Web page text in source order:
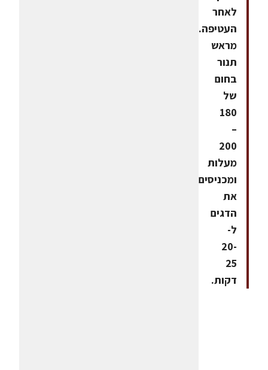
לאחר
העטיפה.מחממים
מראש
תנור
בחום
של
180
–
200
מעלות
ומכניסים
את
הדגים
ל-
20-
25
דקות.